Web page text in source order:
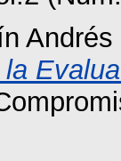
Andrés